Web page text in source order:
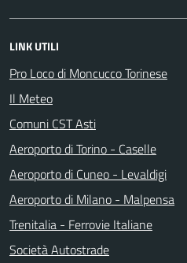
LINK UTILI
Pro Loco di Moncucco Torinese
Il Meteo
Comuni CST Asti
Aeroporto di Torino - Caselle
Aeroporto di Cuneo - Levaldigi
Aeroporto di Milano - Malpensa
Trenitalia - Ferrovie Italiane
Società Autostrade